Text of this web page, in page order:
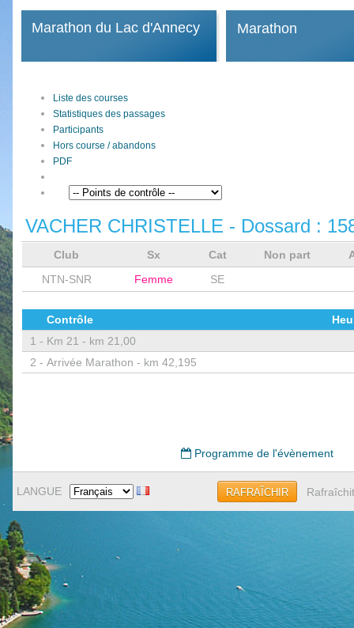
Marathon du Lac d'Annecy Marathon
Liste des courses
Statistiques des passages
Participants
Hors course / abandons
PDF
VACHER CHRISTELLE - Dossard :
Club Sx Cat Non part
NTN-SNR
Femme SE
Contrôle
1 - Km 21 - km 21,00
2 - Arrivée Marathon - km 42,195
Programme de l'évènement
LANGUE RAFRAÎCHIR